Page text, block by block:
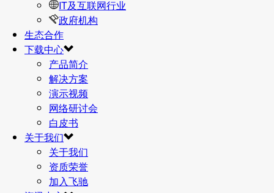
IT及互联网行业
政府机构
生态合作
下载中心
产品简介
解决方案
演示视频
网络研讨会
白皮书
关于我们
关于我们
资质荣誉
加入飞驰